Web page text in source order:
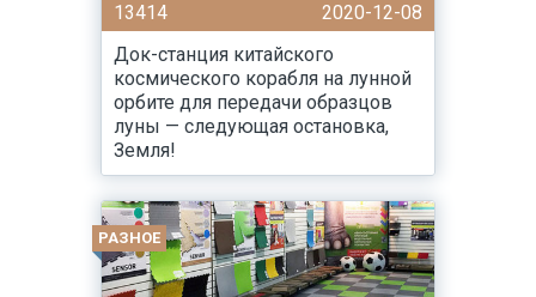
13414
2020-12-08
Док-станция китайского
космического корабля на лунной
орбите для передачи образцов
луны — следующая остановка,
Земля!
РАЗНОЕ